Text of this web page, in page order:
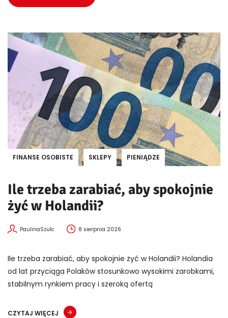
FINANSE OSOBISTE SKLEPY PIENIĄDZE
Ile trzeba zarabiać, aby spokojnie
żyć w Holandii?
PaulinaSzulc 8 sierpnia 2026
Ile trzeba zarabiać, aby spokojnie żyć w Holandii? Holandia
od lat przyciąga Polaków stosunkowo wysokimi zarobkami,
stabilnym rynkiem pracy i szeroką ofertą
CZYTAJ WIĘCEJ